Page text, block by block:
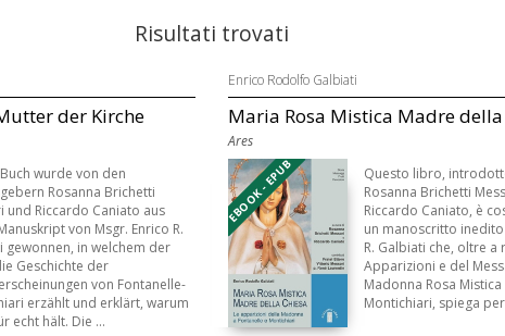
Risultati trovati
der Kirche
wurde von den
Rosanna Brichetti
und Riccardo Caniato aus
von Msgr. Enrico R.
gewonnen, in welchem der
Geschichte der
von Fontanelle-
erzählt und erklärt, warum
echt hält. Die ...
Enrico Rodolfo Galbiati
Maria Rosa Mistica Madre della
Ares
EBOOK - EPUB
Questo libro,
Rosanna Brichetti
Riccardo Caniato, è
un manoscritto
R. Galbiati che, oltre a
Apparizioni e del
Madonna Rosa
Montichiari, spiega